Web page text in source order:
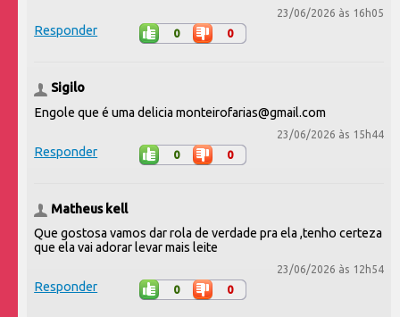
23/06/2026 às 16h05
Responder 0 0
Sigilo
Engole que é uma delicia monteirofarias@gmail.com
23/06/2026 às 15h44
Responder 0 0
Matheus kell
Que gostosa vamos dar rola de verdade pra ela ,tenho certeza
que ela vai adorar levar mais leite
23/06/2026 às 12h54
Responder 0 0